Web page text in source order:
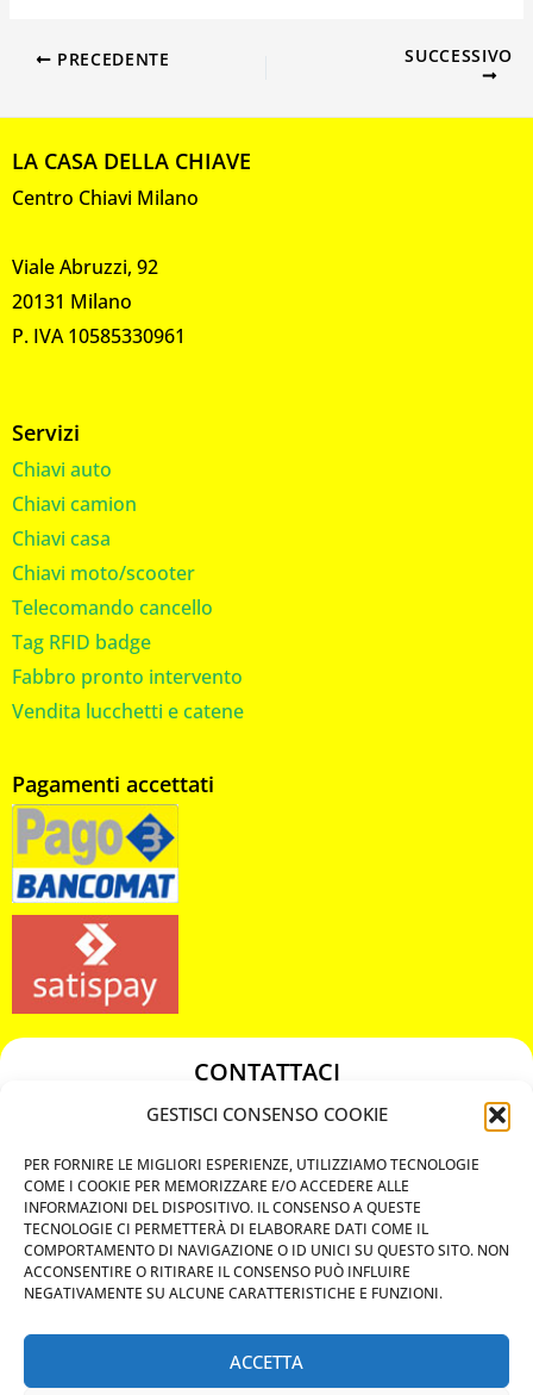
GESTISCI CONSENSO COOKIE
PER FORNIRE LE MIGLIORI ESPERIENZE, UTILIZZIAMO TECNOLOGIE
COME I COOKIE PER MEMORIZZARE E/O ACCEDERE ALLE
INFORMAZIONI DEL DISPOSITIVO. IL CONSENSO A QUESTE
TECNOLOGIE CI PERMETTERÀ DI ELABORARE DATI COME IL
COMPORTAMENTO DI NAVIGAZIONE O ID UNICI SU QUESTO SITO. NON
ACCONSENTIRE O RITIRARE IL CONSENSO PUÒ INFLUIRE
NEGATIVAMENTE SU ALCUNE CARATTERISTICHE E FUNZIONI.
ACCETTA
PRECEDENTE SUCCESSIVO
LA CASA DELLA CHIAVE
Centro Chiavi Milano
Viale Abruzzi, 92
20131 Milano
P. IVA 10585330961
Servizi
Chiavi auto
Chiavi camion
Chiavi casa
Chiavi moto/scooter
Telecomando cancello
Tag RFID badge
Fabbro pronto intervento
Vendita lucchetti e catene
Pagamenti accettati
CONTATTACI
349 3863811
chiavicodificate@gmail.com
Privacy Policy
Cookie Policy
MAPS